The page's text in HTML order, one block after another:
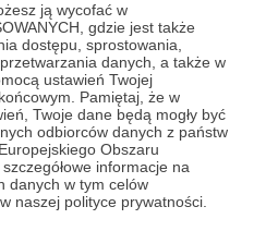
ją wycofać w
gdzie jest także
dostępu, sprostowania,
danych, a także w
ustawień Twojej
Pamiętaj, że w
Twoje dane będą mogły być
odbiorców danych z państw
Obszaru
informacje na
danych w tym celów
naszej polityce prywatności.
autora
i dlaczego w tym roku
na kanale